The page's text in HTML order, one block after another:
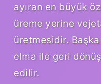
ayıran en büyük
üreme yerine
üretmesidir.
elma ile geri
edilir.